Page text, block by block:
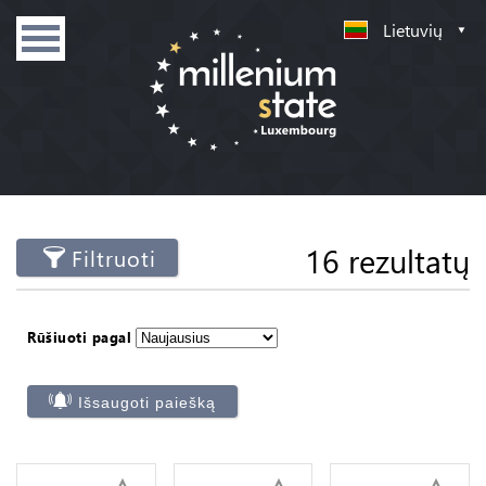
Lietuvių
Filtruoti 16 rezultatų
Rūšiuoti pagal
Išsaugoti paiešką